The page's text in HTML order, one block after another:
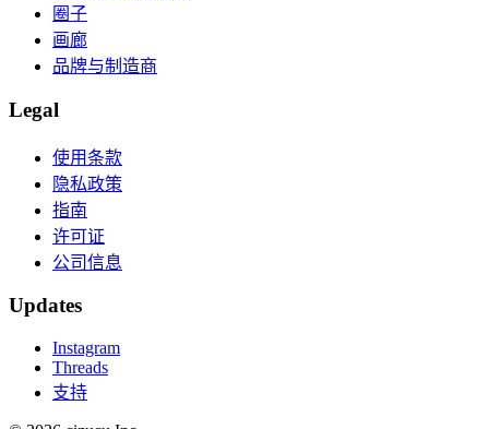
圈子
画廊
品牌与制造商
Legal
使用条款
隐私政策
指南
许可证
公司信息
Updates
Instagram
Threads
支持